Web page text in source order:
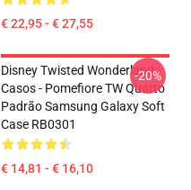
€ 22,95 - € 27,55
Disney Twisted Wonderland
Casos - Pomefiore TW Quarto
Padrão Samsung Galaxy Soft
Case RB0301
€ 14,81 - € 16,10
-20%